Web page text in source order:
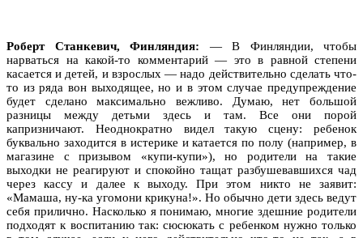
Роберт Станкевич, Финляндия: — В Финляндии, чтобы
нарваться на какой-то комментарий — это в равной степени
касается и детей, и взрослых — надо действительно сделать что-
то из ряда вон выходящее, но и в этом случае предупреждение
будет сделано максимально вежливо. Думаю, нет большой
разницы между детьми здесь и там. Все они порой
капризничают. Неоднократно видел такую сцену: ребенок
буквально заходится в истерике и катается по полу (например, в
магазине с призывом «купи-купи»), но родители на такие
выходки не реагируют и спокойно тащат разбушевавшихся чад
через кассу и далее к выходу. При этом никто не заявит:
«Мамаша, ну-ка угомони крикуна!». Но обычно дети здесь ведут
себя прилично. Насколько я понимаю, многие здешние родители
подходят к воспитанию так: сюсюкать с ребенком нужно только